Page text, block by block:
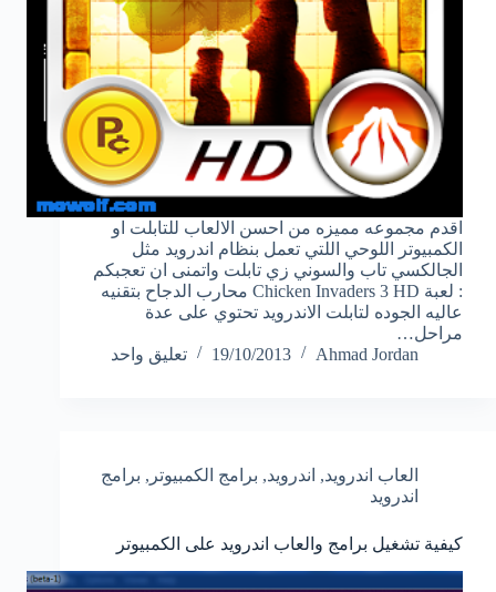
اقدم مجموعه مميزه من احسن الالعاب للتابلت او
الكمبيوتر اللوحي اللتي تعمل بنظام اندرويد مثل
الجالكسي تاب والسوني زي تابلت واتمنى ان تعجبكم
: لعبة Chicken Invaders 3 HD محارب الدجاح بتقنيه
عاليه الجوده لتابلت الاندرويد تحتوي على عدة
مراحل…
Ahmad Jordan
19/10/2013 تعليق واحد
العاب اندرويد, اندرويد, برامج الكمبيوتر , برامج
اندرويد
كيفية تشغيل برامج والعاب اندرويد على الكمبيوتر